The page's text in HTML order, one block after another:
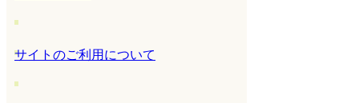
サイトのご利用について